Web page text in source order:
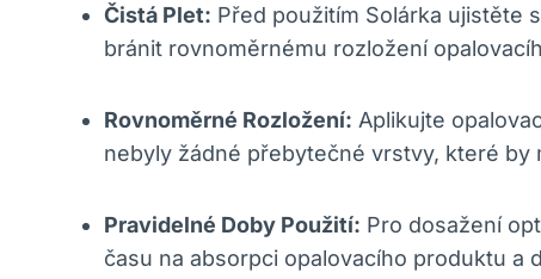
Čistá Plet: Před použitím Solárka ujistěte
bránit rovnoměrnému rozložení
Rovnoměrné Rozložení: Aplikujte
nebyly žádné přebytečné vrstvy, které
Pravidelné Doby Použití: Pro dosažení
času na absorpci opalovacího produktu a